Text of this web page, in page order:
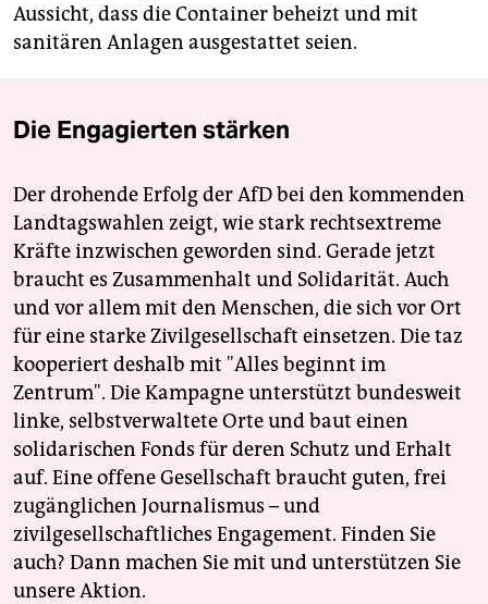
Aussicht, dass die Container beheizt und mit
sanitären Anlagen ausgestattet seien.
Die Engagierten stärken
Der drohende Erfolg der AfD bei den kommenden
Landtagswahlen zeigt, wie stark rechtsextreme
Kräfte inzwischen geworden sind. Gerade jetzt
braucht es Zusammenhalt und Solidarität. Auch
und vor allem mit den Menschen, die sich vor Ort
für eine starke Zivilgesellschaft einsetzen. Die taz
kooperiert deshalb mit "Alles beginnt im
Zentrum". Die Kampagne unterstützt bundesweit
linke, selbstverwaltete Orte und baut einen
solidarischen Fonds für deren Schutz und Erhalt
auf. Eine offene Gesellschaft braucht guten, frei
zugänglichen Journalismus – und
zivilgesellschaftliches Engagement. Finden Sie
auch? Dann machen Sie mit und unterstützen Sie
unsere Aktion.